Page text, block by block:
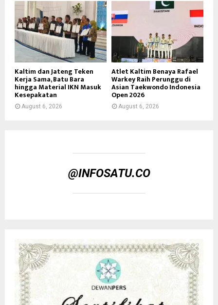
Kaltim dan Jateng Teken
Kerja Sama, Batu Bara
hingga Material IKN Masuk
Kesepakatan
August 6, 2026
Atlet Kaltim Benaya Rafael
Warkey Raih Perunggu di
Asian Taekwondo Indonesia
Open 2026
August 6, 2026
@INFOSATU.CO